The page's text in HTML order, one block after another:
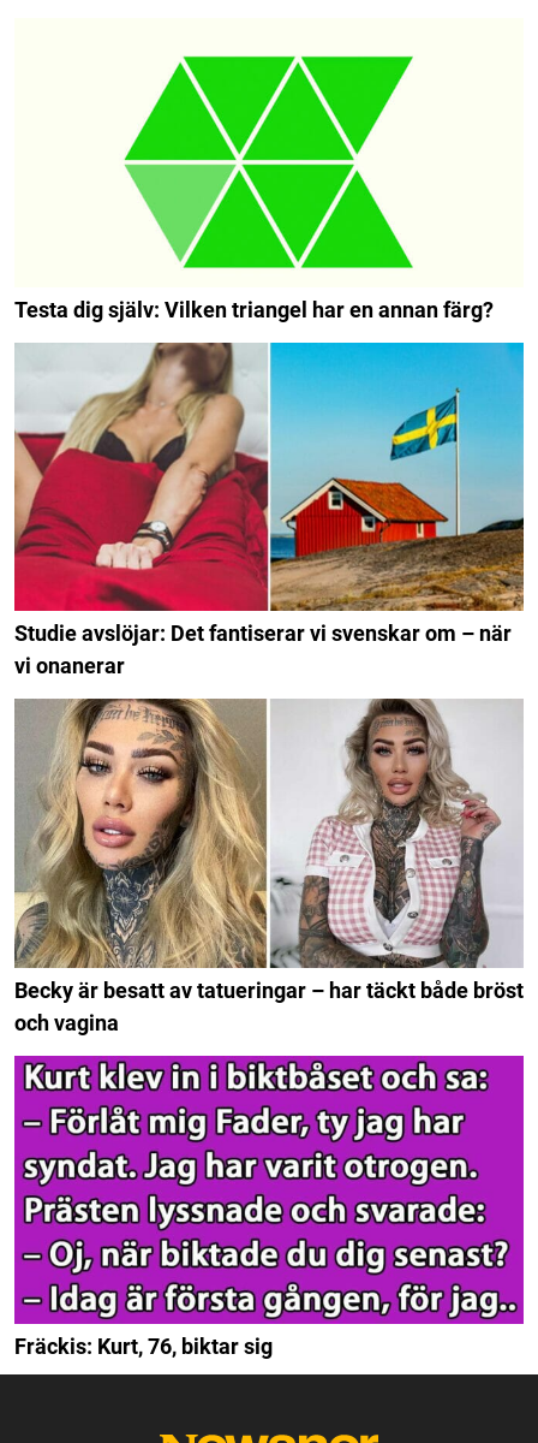
Testa dig själv: Vilken triangel har en annan färg?
Studie avslöjar: Det fantiserar vi svenskar om – när
vi onanerar
Becky är besatt av tatueringar – har täckt både bröst
och vagina
Fräckis: Kurt, 76, biktar sig